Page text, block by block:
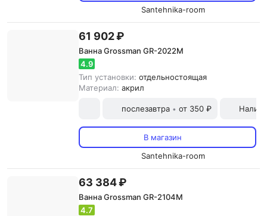
Santehnika-room
61 902 ₽
Ванна Grossman GR-2022M
4.9
Тип установки: отдельностоящая
Материал: акрил
послезавтра • от 350 ₽
В магазин
Santehnika-room
63 384 ₽
Ванна Grossman GR-2104M
4.7